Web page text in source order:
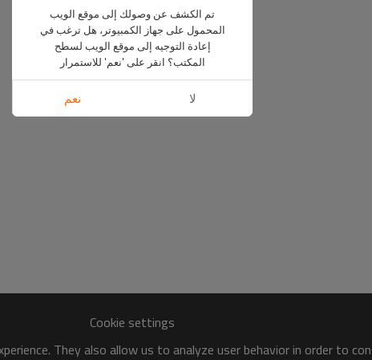
Cookie settings
They also allow us to analyze user behavior in order to
تم الكشف عن وصولك إلى موقع الويب
المحمول على جهاز الكمبيوتر، هل ترغب في
إعادة التوجيه إلى موقع الويب لسطح
المكتب؟ انقر على 'نعم' للاستمرار
لا نعم